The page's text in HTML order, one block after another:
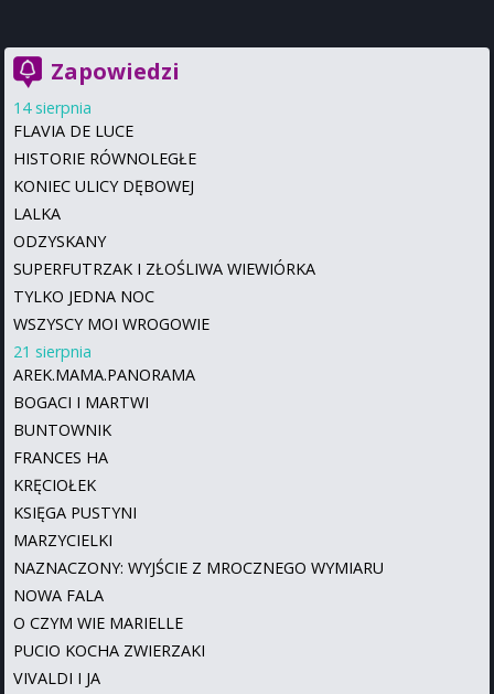
Zapowiedzi
14 sierpnia
FLAVIA DE LUCE
HISTORIE RÓWNOLEGŁE
KONIEC ULICY DĘBOWEJ
LALKA
ODZYSKANY
SUPERFUTRZAK I ZŁOŚLIWA WIEWIÓRKA
TYLKO JEDNA NOC
WSZYSCY MOI WROGOWIE
21 sierpnia
AREK.MAMA.PANORAMA
BOGACI I MARTWI
BUNTOWNIK
FRANCES HA
KRĘCIOŁEK
KSIĘGA PUSTYNI
MARZYCIELKI
NAZNACZONY: WYJŚCIE Z MROCZNEGO WYMIARU
NOWA FALA
O CZYM WIE MARIELLE
PUCIO KOCHA ZWIERZAKI
VIVALDI I JA